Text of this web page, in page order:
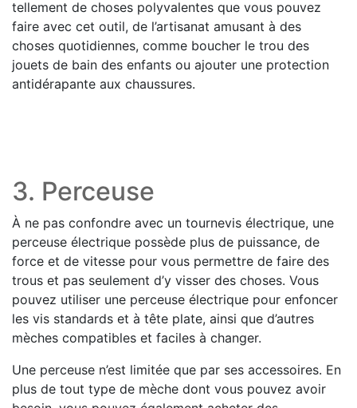
tellement de choses polyvalentes que vous pouvez
faire avec cet outil, de l’artisanat amusant à des
choses quotidiennes, comme boucher le trou des
jouets de bain des enfants ou ajouter une protection
antidérapante aux chaussures.
3. Perceuse
À ne pas confondre avec un tournevis électrique, une
perceuse électrique possède plus de puissance, de
force et de vitesse pour vous permettre de faire des
trous et pas seulement d’y visser des choses. Vous
pouvez utiliser une perceuse électrique pour enfoncer
les vis standards et à tête plate, ainsi que d’autres
mèches compatibles et faciles à changer.
Une perceuse n’est limitée que par ses accessoires. En
plus de tout type de mèche dont vous pouvez avoir